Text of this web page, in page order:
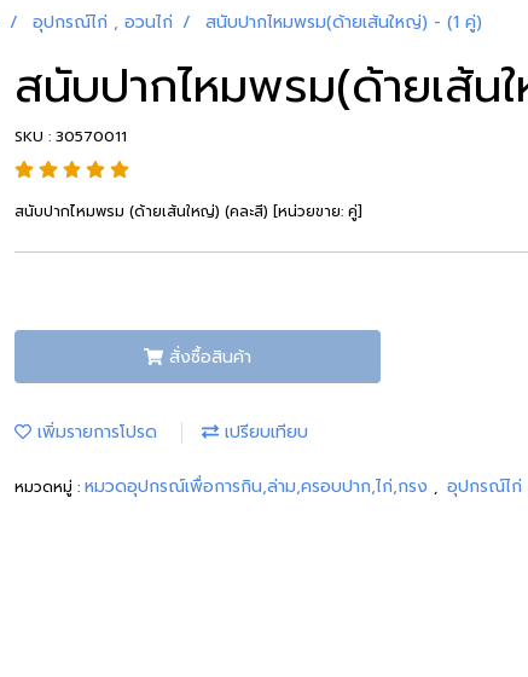
อุปกรณ์ไก่ , อวนไก่ สนับปากไหมพรม(ด้ายเส้นใหญ่) - (1 คู่)
สนับปากไหมพรม(ด้ายเส้
SKU : 30570011
สนับปากไหมพรม (ด้ายเส้นใหญ่) (คละสี) [หน่วยขาย: คู่]
สั่งซื้อสินค้า
เพิ่มรายการโปรด เปรียบเทียบ
หมวดหมู่ : หมวดอุปกรณ์เพื่อการกิน,ล่าม,ครอบปาก,ไก่,กรง , อุปกรณ์ไก่